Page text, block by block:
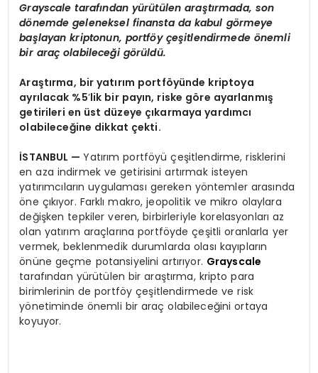
Grayscale tarafından yürütülen araştırmada, son
dönemde geleneksel finansta da kabul görmeye
başlayan kriptonun, portföy çeşitlendirmede önemli
bir araç olabileceği görüldü.
Araştırma, bir yatırım portföyünde kriptoya
ayrılacak %5’lik bir payın, riske göre ayarlanmış
getirileri en üst düzeye çıkarmaya yardımcı
olabileceğine dikkat çekti.
İSTANBUL —Yatırım portföyü çeşitlendirme, risklerini
en aza indirmek ve getirisini artırmak isteyen
yatırımcıların uygulaması gereken yöntemler arasında
öne çıkıyor. Farklı makro, jeopolitik ve mikro olaylara
değişken tepkiler veren, birbirleriyle korelasyonları az
olan yatırım araçlarına portföyde çeşitli oranlarla yer
vermek, beklenmedik durumlarda olası kayıpların
önüne geçme potansiyelini artırıyor. Grayscale
tarafından yürütülen bir araştırma, kripto para
birimlerinin de portföy çeşitlendirmede ve risk
yönetiminde önemli bir araç olabileceğini ortaya
koyuyor.